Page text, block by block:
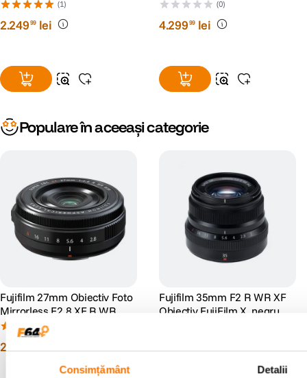
Consimțământ Detalii
(1)
2.24999 lei
Montura Fujifilm X
(0)
4.29999 lei
Populare în aceeași categorie
Fujifilm 27mm Obiectiv Foto
Mirrorless F2.8 XF R WR
2.249 lei
Fujifilm 35mm F2 R WR XF
Obiectiv FujiFilm X, negru
2.249 lei